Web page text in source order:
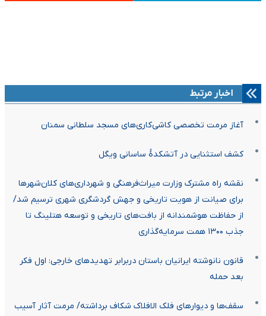
اخبار مرتبط
آغاز مرمت تخصصی کاشی‌کاری‌های مسجد سلطانی سمنان
کشف استثنایی در آتشکدۀ ساسانی ویگل
نقشه راه مشترک وزارت میراث‌فرهنگی و شهرداری‌های کلان‌شهرها
برای صیانت از هویت تاریخی و جهش گردشگری شهری ترسیم شد/
از حفاظت هوشمندانه از بافت‌های تاریخی و توسعه هتلینگ تا
جذب ۱۳۰۰ همت سرمایه‌گذاری
قانون نانوشته ایرانیان باستان دربرابر تهدیدهای خارجی: اول فکر
بعد حمله
سقف‌ها و دیوارهای فلک الافلاک شکاف برداشته/ مرمت آثار آسیب